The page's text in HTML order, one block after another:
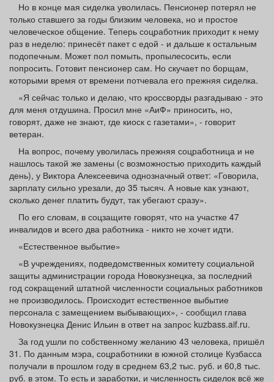
Но в конце мая сиделка уволилась. Пенсионер потерял не
только ставшего за годы близким человека, но и простое
человеческое общение. Теперь соцработник приходит к нему
раз в неделю: принесёт пакет с едой - и дальше к остальным
подопечным. Может пол помыть, пропылесосить, если
попросить. Готовит пенсионер сам. Но скучает по борщам,
которыми время от времени потчевала его прежняя сиделка.
«Я сейчас только и делаю, что кроссворды разгадываю - это
для меня отдушина. Просил мне «АиФ» приносить, но,
говорят, даже не знают, где киоск с газетами», - говорит
ветеран.
На вопрос, почему уволилась прежняя соцработница и не
нашлось такой же замены (с возможностью приходить каждый
день), у Виктора Алексеевича однозначный ответ: «Говорила,
зарплату сильно урезали, до 35 тысяч. А новые как узнают,
сколько денег платить будут, так убегают сразу».
По его словам, в соцзащите говорят, что на участке 47
инвалидов и всего два работника - никто не хочет идти.
«Естественное выбытие»
«В учреждениях, подведомственных комитету социальной
защиты администрации города Новокузнецка, за последний
год сокращений штатной численности социальных работников
не производилось. Происходит естественное выбытие
персонала с замещением выбывающих», - сообщил глава
Новокузнецка Денис Ильин в ответ на запрос kuzbass.aif.ru.
За год ушли по собственному желанию 43 человека, пришёл
31. По данным мэра, соцработники в южной столице Кузбасса
получали в прошлом году в среднем 63,2 тыс. руб. и 60,8 тыс.
руб. в этом. То есть и заработки, и численность сиделок всё же